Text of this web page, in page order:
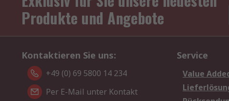
Produkte und Angebote
Kontaktieren Sie uns:
+49 (0) 69 5800 14 234
Per E-Mail unter Kontakt
Service
Value